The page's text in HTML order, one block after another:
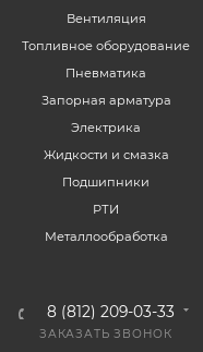
Вентиляция
Топливное оборудование
Пневматика
Запорная арматура
Электрика
Жидкости и смазка
Подшипники
РТИ
Металлообработка
8 (812) 209-03-33
ЗАКАЗАТЬ ЗВОНОК